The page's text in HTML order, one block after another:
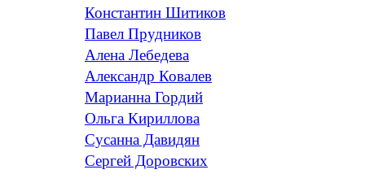
Константин Шитиков
Павел Прудников
Алена Лебедева
Александр Ковалев
Марианна Гордий
Ольга Кириллова
Сусанна Давидян
Сергей Доровских